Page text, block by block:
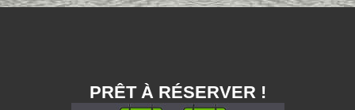
PRÊT À RÉSERVER !